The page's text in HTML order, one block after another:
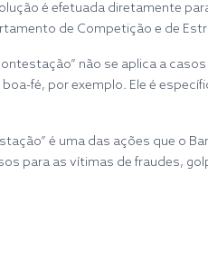
é efetuada diretamente
de Competição e de
não se aplica a
fé, por exemplo. Ele é
é uma das ações que o
para as vítimas de fraudes,